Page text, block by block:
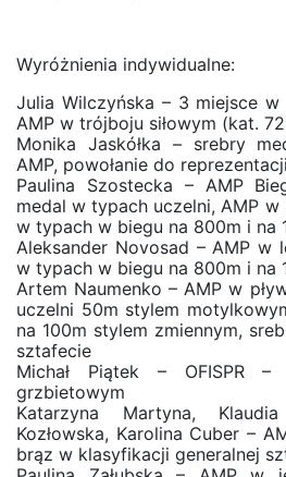
Wyróżnienia indywidualne:
Julia Wilczyńska – 3 miejsce
AMP w trójboju siłowym (kat.
Monika Jaskółka – srebry
AMP, powołanie do
Paulina Szostecka – AMP
medal w typach uczelni, AMP
w typach w biegu na 800m i na
Aleksander Novosad – AMP w
w typach w biegu na 800m i na
Artem Naumenko – AMP w
uczelni 50m stylem
na 100m stylem zmiennym,
sztafecie
Michał Piątek – OFISPR
grzbietowym
Katarzyna Martyna,
Kozłowska, Karolina Cuber –
brąz w klasyfikacji generalnej